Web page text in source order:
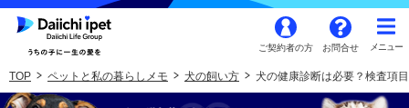
ご契約者の方 お問合せ
TOP ペットと私の暮らしメモ 犬の飼い方 犬の健康診断は必要？検査項